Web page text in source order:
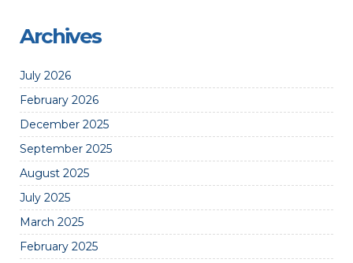
Archives
July 2026
February 2026
December 2025
September 2025
August 2025
July 2025
March 2025
February 2025